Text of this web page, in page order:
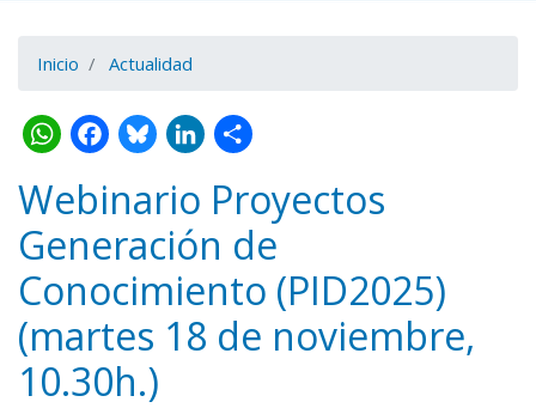
Inicio Actualidad
WhatsApp
Facebook
Bluesky
LinkedIn
Share
Webinario Proyectos
Generación de
Conocimiento (PID2025)
(martes 18 de noviembre,
10.30h.)